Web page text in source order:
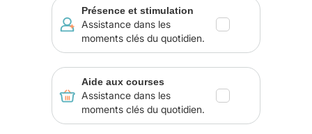
Présence et stimulation
Assistance dans les
moments clés du quotidien.
Aide aux courses
Assistance dans les
moments clés du quotidien.